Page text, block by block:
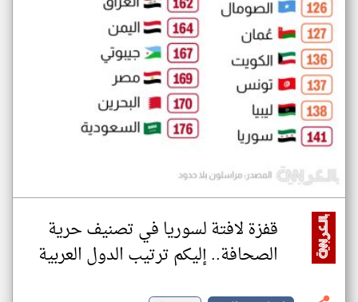
قفزة لافتة لسوريا في تصنيف حرية
الصحافة.. إليكم ترتيب الدول العربية